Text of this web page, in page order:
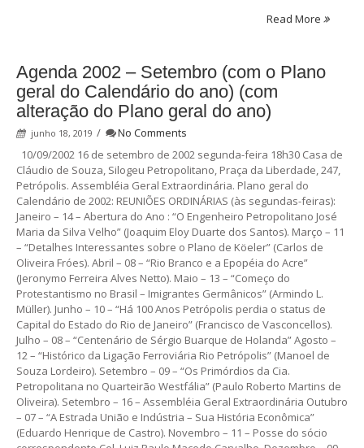
Read More
Agenda 2002 – Setembro (com o Plano
geral do Calendário do ano) (com
alteração do Plano geral do ano)
junho 18, 2019 /
No Comments
10/09/2002 16 de setembro de 2002 segunda-feira 18h30 Casa de
Cláudio de Souza, Silogeu Petropolitano, Praça da Liberdade, 247,
Petrópolis. Assembléia Geral Extraordinária. Plano geral do
Calendário de 2002: REUNIÕES ORDINÁRIAS (às segundas-feiras):
Janeiro – 14 – Abertura do Ano : “O Engenheiro Petropolitano José
Maria da Silva Velho” (Joaquim Eloy Duarte dos Santos). Março – 11
– “Detalhes Interessantes sobre o Plano de Köeler” (Carlos de
Oliveira Fróes). Abril – 08 – “Rio Branco e a Epopéia do Acre”
(Jeronymo Ferreira Alves Netto). Maio – 13 – “Começo do
Protestantismo no Brasil – Imigrantes Germânicos” (Armindo L.
Müller). Junho – 10 – “Há 100 Anos Petrópolis perdia o status de
Capital do Estado do Rio de Janeiro” (Francisco de Vasconcellos).
Julho – 08 – “Centenário de Sérgio Buarque de Holanda” Agosto –
12 – “Histórico da Ligação Ferroviária Rio Petrópolis” (Manoel de
Souza Lordeiro). Setembro – 09 – “Os Primórdios da Cia.
Petropolitana no Quarteirão Westfália” (Paulo Roberto Martins de
Oliveira). Setembro – 16 – Assembléia Geral Extraordinária Outubro
– 07 – “A Estrada União e Indústria – Sua História Econômica”
(Eduardo Henrique de Castro). Novembro – 11 – Posse do sócio